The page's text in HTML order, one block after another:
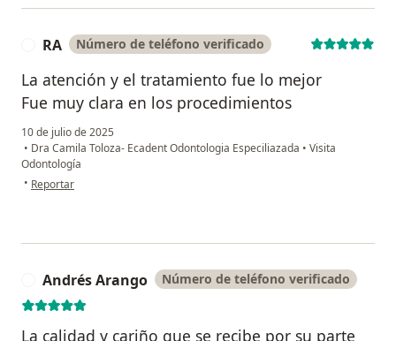
RA Número de teléfono verificado
La atención y el tratamiento fue lo mejor
Fue muy clara en los procedimientos
10 de julio de 2025
• Dra Camila Toloza- Ecadent Odontologia Especiliazada • Visita
Odontología
• en opinión del usuario RA
Reportar
Andrés Arango Número de teléfono verificado
La calidad y cariño que se recibe por su parte